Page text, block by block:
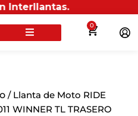
0
/ Llanta de Moto RIDE
WINNER TL TRASERO